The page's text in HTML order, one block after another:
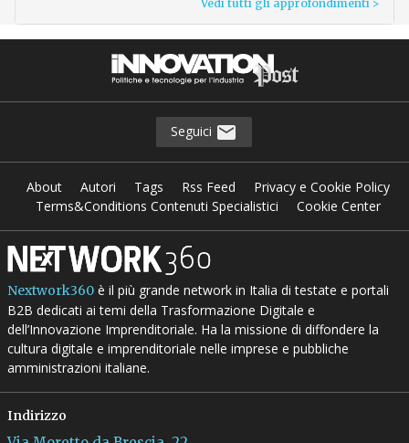
Vedi tutti gli approfondimenti >
Seguici
About Autori Tags Rss Feed
Privacy e Cookie Policy
Terms&Conditions Contenuti Specialistici
Cookie Center
Nextwork360è il più grande network in Italia di testate e portali
B2B dedicati ai temi della Trasformazione Digitale e
dell’Innovazione Imprenditoriale. Ha la missione di diffondere la
cultura digitale e imprenditoriale nelle imprese e pubbliche
amministrazioni italiane.
Indirizzo